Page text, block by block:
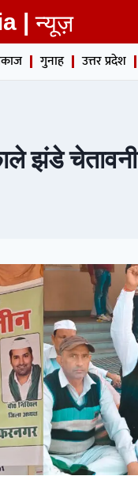
| न्यूज़
गुनाह उत्तर प्रदेश
झंडे चेतावनी